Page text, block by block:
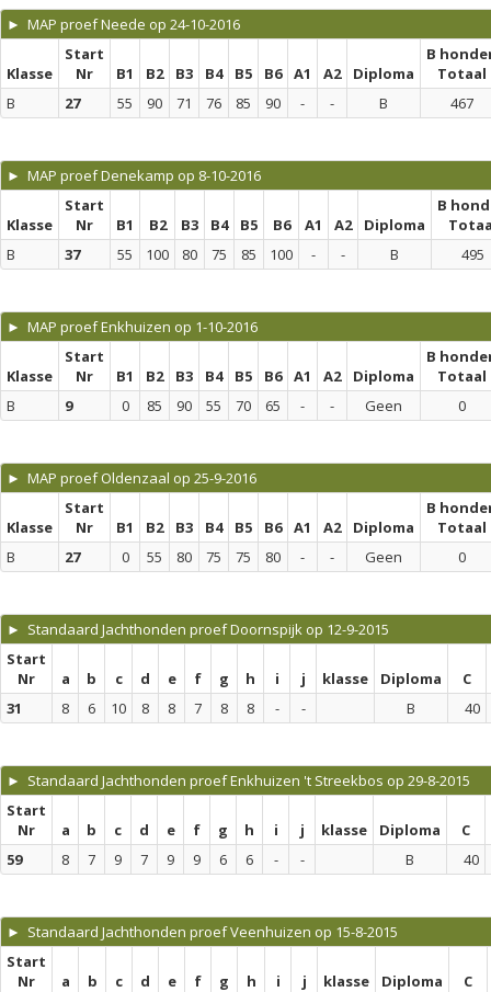
► MAP proef Neede op 24-10-2016
Klasse
Start
Nr
B1 B2 B3 B4 B5 B6 A1 A2 Diploma
B
Totaal
B
27 55 90 71 76 85 90 - - B 467
► MAP proef Denekamp op 8-10-2016
Klasse
Start
Nr
B1 B2 B3 B4 B5 B6 A1 A2 Diploma
B
B
37 55 100 80 75 85 100 - - B 495
► MAP proef Enkhuizen op 1-10-2016
Klasse
Start
Nr
B1 B2 B3 B4 B5 B6 A1 A2 Diploma
B
Totaal
B
9 0 85 90 55 70 65 - - Geen 0
► MAP proef Oldenzaal op 25-9-2016
Klasse
Start
Nr
B1 B2 B3 B4 B5 B6 A1 A2 Diploma
B
Totaal
B
27 0 55 80 75 75 80 - - Geen 0
► Standaard Jachthonden proef Doornspijk op 12-9-2015
Start
Nr
a b c d e f g h i j klasse Diploma
C
31
8 6 10 8 8 7 8 8 - - B 40
► Standaard Jachthonden proef Enkhuizen 't Streekbos op 29-8-2015
Start
Nr
a b c d e f g h i j klasse Diploma
C
59
8 7 9 7 9 9 6 6 - - B 40
► Standaard Jachthonden proef Veenhuizen op 15-8-2015
Start
Nr
a b c d e f g h i j klasse Diploma
C